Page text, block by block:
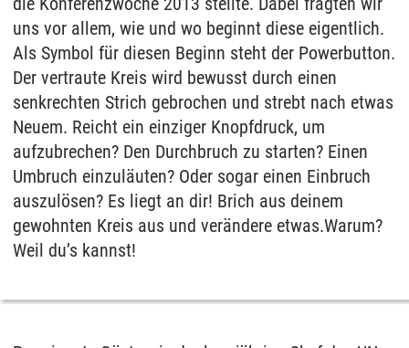
uns vor allem, wie und wo beginnt diese eigentlich.
Als Symbol für diesen Beginn steht der Powerbutton.
Der vertraute Kreis wird bewusst durch einen
senkrechten Strich gebrochen und strebt nach etwas
Neuem. Reicht ein einziger Knopfdruck, um
aufzubrechen? Den Durchbruch zu starten? Einen
Umbruch einzuläuten? Oder sogar einen Einbruch
auszulösen? Es liegt an dir! Brich aus deinem
gewohnten Kreis aus und verändere etwas.Warum?
Weil du’s kannst!